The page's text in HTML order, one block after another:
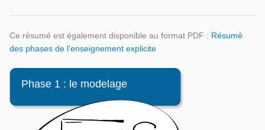
Ce résumé est également disponible au format PDF : Résumé
des phases de l'enseignement explicite
Phase 1 : le modelage